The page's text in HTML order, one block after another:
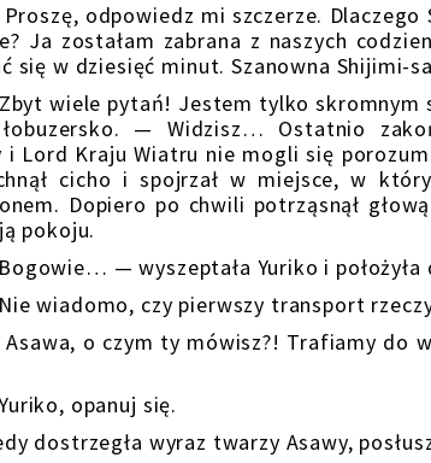
odpowiedz mi szczerze. Dlaczego
Ja zostałam zabrana z naszych
się w dziesięć minut. Szanowna Shijimi-
pytań! Jestem tylko skromnym
— Widzisz… Ostatnio
i Lord Kraju Wiatru nie mogli się
cicho i spojrzał w miejsce, w
Dopiero po chwili potrząsnął
pokoju.
— wyszeptała Yuriko i położyła
czy pierwszy transport rzeczy
o czym ty mówisz?! Trafiamy do
opanuj się.
wyraz twarzy Asawy,